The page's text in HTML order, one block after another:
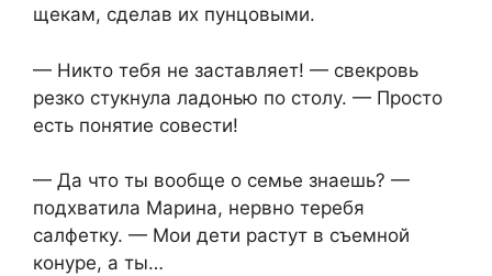
щекам, сделав их пунцовыми.
— Никто тебя не заставляет! — свекровь
резко стукнула ладонью по столу. — Просто
есть понятие совести!
— Да что ты вообще о семье знаешь? —
подхватила Марина, нервно теребя
салфетку. — Мои дети растут в съемной
конуре, а ты…